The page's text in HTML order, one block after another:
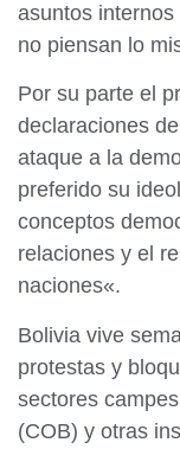
asuntos
no piensan lo
Por su parte el
declaraciones
ataque a la
preferido su
conceptos
relaciones y el
naciones«.
Bolivia vive
protestas y
sectores
(COB) y otras